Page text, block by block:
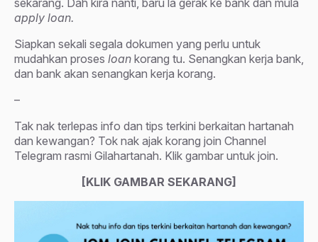
apply loan.
Siapkan sekali segala dokumen yang perlu untuk
mudahkan proses loan korang tu. Senangkan kerja bank,
dan bank akan senangkan kerja korang.
–
Tak nak terlepas info dan tips terkini berkaitan hartanah
dan kewangan? Tok nak ajak korang join Channel
Telegram rasmi Gilahartanah. Klik gambar untuk join.
[KLIK GAMBAR SEKARANG]